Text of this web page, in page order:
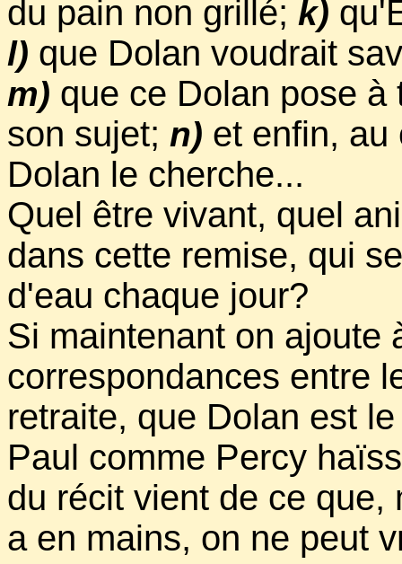
du pain non grillé; k)
l) que Dolan voudrait
m) que ce Dolan pose
son sujet; n) et enfin, au
Dolan le cherche...
Quel être vivant, quel
dans cette remise, qui
d'eau chaque jour?
Si maintenant on ajoute
correspondances entre
retraite, que Dolan est
Paul comme Percy
du récit vient de ce
a en mains, on ne peut